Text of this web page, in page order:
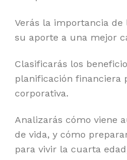
Verás la importancia
su aporte a una mejor
Clasificarás los
planificación financiera
corporativa.
Analizarás cómo viene
de vida, y cómo
para vivir la cuarta